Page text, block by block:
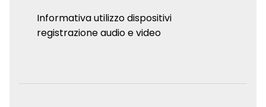
Informativa utilizzo dispositivi
registrazione audio e video